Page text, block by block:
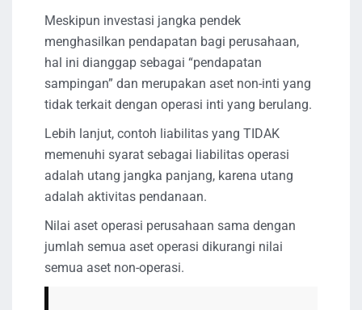
Meskipun investasi jangka pendek
menghasilkan pendapatan bagi perusahaan,
hal ini dianggap sebagai “pendapatan
sampingan” dan merupakan aset non-inti yang
tidak terkait dengan operasi inti yang berulang.
Lebih lanjut, contoh liabilitas yang TIDAK
memenuhi syarat sebagai liabilitas operasi
adalah utang jangka panjang, karena utang
adalah aktivitas pendanaan.
Nilai aset operasi perusahaan sama dengan
jumlah semua aset operasi dikurangi nilai
semua aset non-operasi.